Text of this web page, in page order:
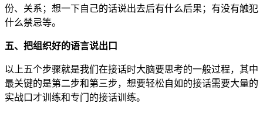
份、关系；想一下自己的话说出去后有什么后果；有没有触犯
什么禁忌等。
五、把组织好的语言说出口
以上五个步骤就是我们在接话时大脑要思考的一般过程，其中
最关键的是第二步和第三步，想要轻松自如的接话需要大量的
实战口才训练和专门的接话训练。